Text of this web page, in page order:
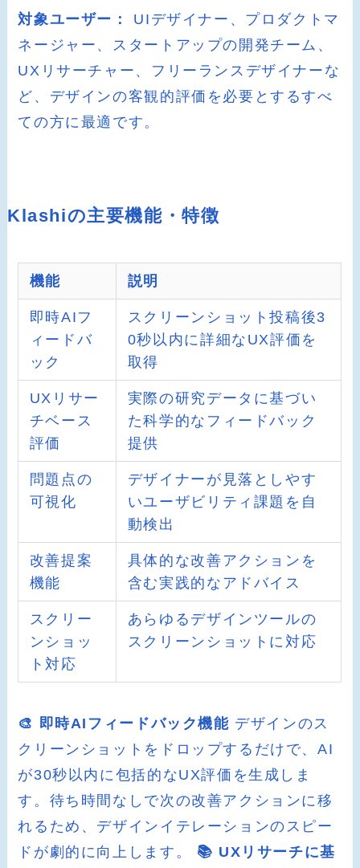
対象ユーザー：
UIデザイナー、プロダクトマ
ネージャー、スタートアップの開発チーム、
UXリサーチャー、フリーランスデザイナーな
ど、デザインの客観的評価を必要とするすべ
ての方に最適です。
Klashiの主要機能・特徴
機能 説明
即時AIフ
ィードバ
ック
スクリーンショット投稿後3
0秒以内に詳細なUX評価を
取得
UXリサー
チベース
評価
実際の研究データに基づい
た科学的なフィードバック
提供
問題点の
可視化
デザイナーが見落としやす
いユーザビリティ課題を自
動検出
改善提案
機能
具体的な改善アクションを
含む実践的なアドバイス
スクリー
ンショッ
ト対応
あらゆるデザインツールの
スクリーンショットに対応
🎨 即時AIフィードバック機能 デザインのス
クリーンショットをドロップするだけで、AI
が30秒以内に包括的なUX評価を生成しま
す。待ち時間なしで次の改善アクションに移
れるため、デザインイテレーションのスピー
ドが劇的に向上します。 📚 UXリサーチに基